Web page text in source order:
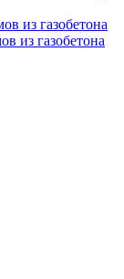
из газобетона
из газобетона